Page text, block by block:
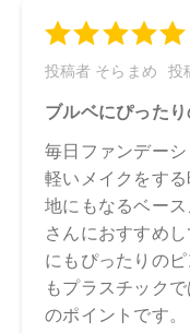
Biople 2023/9/7
Make↗Kitchen 2023/9/7
※店舗での取り扱いや
※発売日は予告なく変
承ください。
※通常はご注文より１
商品によっては、お
ますので予めご了承く
●パッケージはリニュ
合がございます。